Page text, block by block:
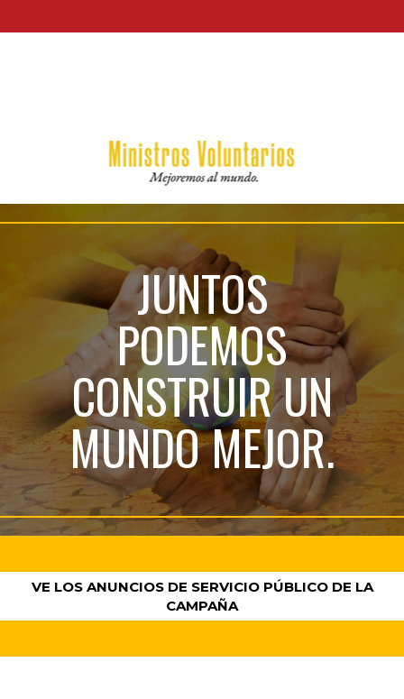
JUNTOS
PODEMOS
CONSTRUIR UN
MUNDO MEJOR.
VE LOS ANUNCIOS DE SERVICIO PÚBLICO DE LA
CAMPAÑA